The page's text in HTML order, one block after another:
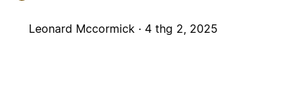
Leonard Mccormick · 4 thg 2, 2025